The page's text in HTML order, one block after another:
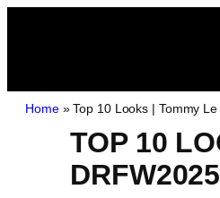
Home»Top 10 Looks | Tommy
TOP 10
DRFW2025